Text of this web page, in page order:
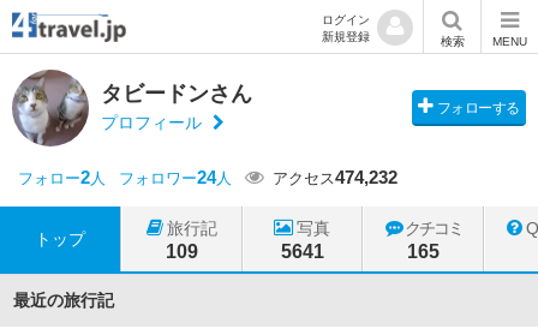
ログイン
新規登録
検索 MENU
タビードンさん
プロフィール
フォローする
フォロー2人 フォロワー24人 アクセス474,232
トップ
旅行記
109
写真
5641
クチコミ
165
最近の旅行記